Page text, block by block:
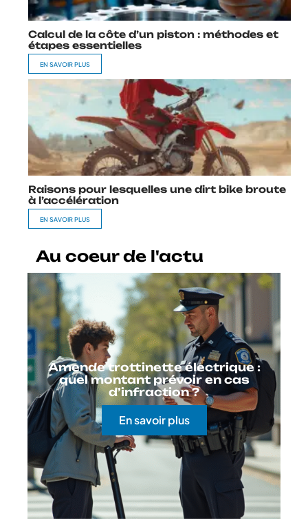
Calcul de la côte d’un piston : méthodes et
étapes essentielles
EN SAVOIR PLUS
Raisons pour lesquelles une dirt bike broute
à l’accélération
EN SAVOIR PLUS
Au coeur de l'actu
Amende trottinette électrique :
quel montant prévoir en cas
d’infraction ?
En savoir plus